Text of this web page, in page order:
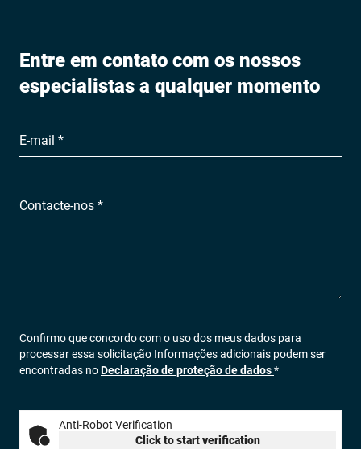
Entre em contato com os nossos
especialistas a qualquer momento
E-mail *
Contacte-nos *
Confirmo que concordo com o uso dos meus dados para
processar essa solicitação Informações adicionais podem ser
encontradas noDeclaração de proteção de dados*
Anti-Robot Verification
Click to start verification